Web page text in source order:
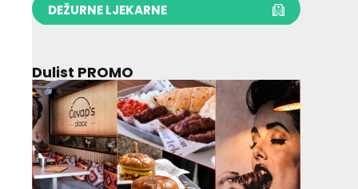
DEŽURNE LJEKARNE
Dulist PROMO